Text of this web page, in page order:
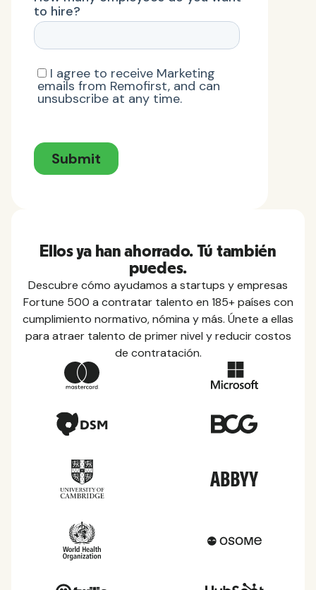
Ellos ya han ahorrado. Tú también
puedes.
Descubre cómo ayudamos a startups y empresas
Fortune 500 a contratar talento en 185+ países con
cumplimiento normativo, nómina y más. Únete a ellas
para atraer talento de primer nivel y reducir costos
de contratación.